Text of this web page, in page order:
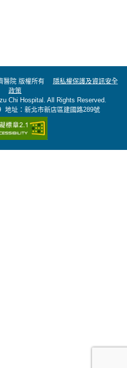
醫院 版權所有 隱私權保護及資訊安全
政策
Chi Hospital. All Rights Reserved.
地址：新北市新店區建國路289號